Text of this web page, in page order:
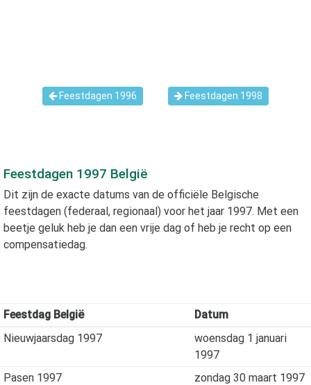
Feestdagen 1996 Feestdagen 1998
Feestdagen 1997 België
Dit zijn de exacte datums van de officiële Belgische
feestdagen (federaal, regionaal) voor het jaar 1997. Met een
beetje geluk heb je dan een vrije dag of heb je recht op een
compensatiedag.
Feestdag België
Datum
Nieuwjaarsdag 1997
woensdag 1 januari
1997
Pasen 1997
zondag 30 maart 1997